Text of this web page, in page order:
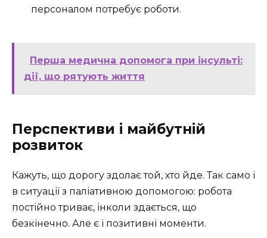
персоналом потребує роботи.
Перша медична допомога при інсульті:
дії, що рятують життя
Перспективи і майбутній
розвиток
Кажуть, що дорогу здолає той, хто йде. Так само і
в ситуації з паліативною допомогою: робота
постійно триває, інколи здається, що
безкінечно. Але є і позитивні моменти.